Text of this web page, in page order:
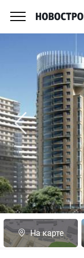
На карте